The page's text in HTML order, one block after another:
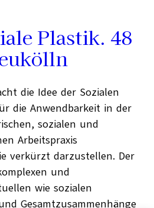
Plastik. 48
die Idee der Sozialen
die Anwendbarkeit in der
sozialen und
Arbeitspraxis
verkürzt darzustellen. Der
und
wie sozialen
Gesamtzusammenhänge